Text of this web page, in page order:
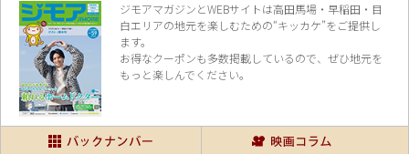
ジモアマガジンとWEBサイトは高田馬場・早稲田・目
白エリアの地元を楽しむための“キッカケ”をご提供し
ます。
お得なクーポンも多数掲載しているので、 ぜひ地元を
もっと楽しんでください。